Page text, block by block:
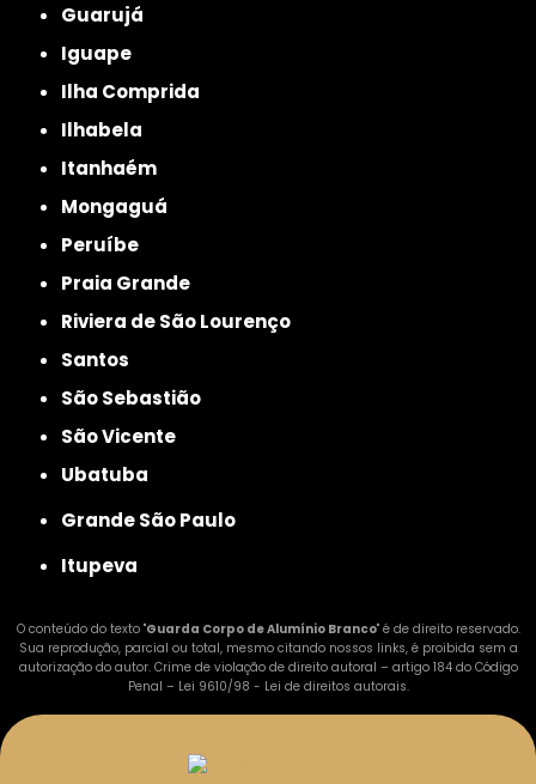
Guarujá
Iguape
Ilha Comprida
Ilhabela
Itanhaém
Mongaguá
Peruíbe
Praia Grande
Riviera de São Lourenço
Santos
São Sebastião
São Vicente
Ubatuba
Grande São Paulo
Itupeva
O conteúdo do texto "Guarda Corpo de Alumínio Branco" é de direito reservado.
Sua reprodução, parcial ou total, mesmo citando nossos links, é proibida sem a
autorização do autor. Crime de violação de direito autoral – artigo 184 do Código
Penal – Lei 9610/98 - Lei de direitos autorais.